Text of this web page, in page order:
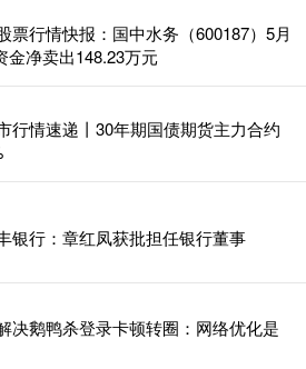
票行情快报：国中水务（600187）5月
金净卖出148.23万元
行情速递丨30年期国债期货主力合约
银行：章红凤获批担任银行董事
决鹅鸭杀登录卡顿转圈：网络优化是